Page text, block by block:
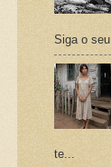
Siga o seu
te...